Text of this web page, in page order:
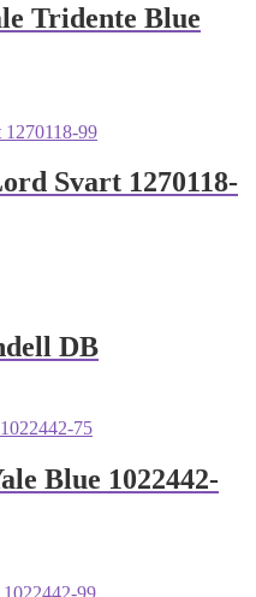
Tridente Blue
Svart 1270118-
DB
Blue 1022442-